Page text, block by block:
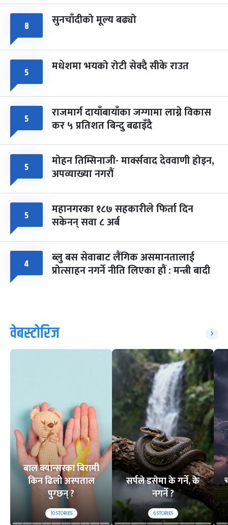
८ सुनचाँदीको मूल्य बढ्यो
५ मधेशमा भयको रोटी सेक्दै सीके राउत
५ राजमार्ग दायाँबायाँका जग्गामा लाग्ने विकास
कर ५ प्रतिशत बिन्दु बढाइँदै
५ मोहन तिम्सिनाजी- मार्क्सवाद देववाणी होइन,
अपव्याख्या नगरौं
५ महानगरका १८७ सहकारीले फिर्ता दिन
सकेनन् सवा ८ अर्ब
४ ब्लु बस सेवाबाट लैंगिक असमानतालाई
प्रोत्साहन नगर्ने नीति लिएका हौं : मन्त्री बादी
वेबस्टोरिज
बाल क्यान्सरका बिरामी
किन ढिलो अस्पताल
पुग्छन् ?
10STORIES
सर्पले डसेमा के गर्ने, के
नगर्ने ?
6STORIES